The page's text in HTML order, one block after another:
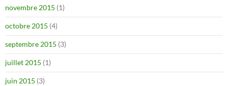
novembre 2015 (1)
octobre 2015 (4)
septembre 2015 (3)
juillet 2015 (1)
juin 2015 (3)